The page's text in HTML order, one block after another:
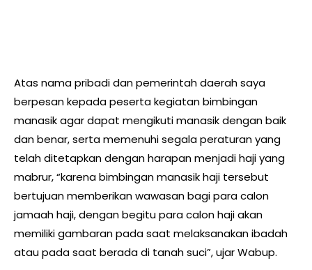
Atas nama pribadi dan pemerintah daerah saya
berpesan kepada peserta kegiatan bimbingan
manasik agar dapat mengikuti manasik dengan baik
dan benar, serta memenuhi segala peraturan yang
telah ditetapkan dengan harapan menjadi haji yang
mabrur, “karena bimbingan manasik haji tersebut
bertujuan memberikan wawasan bagi para calon
jamaah haji, dengan begitu para calon haji akan
memiliki gambaran pada saat melaksanakan ibadah
atau pada saat berada di tanah suci”, ujar Wabup.